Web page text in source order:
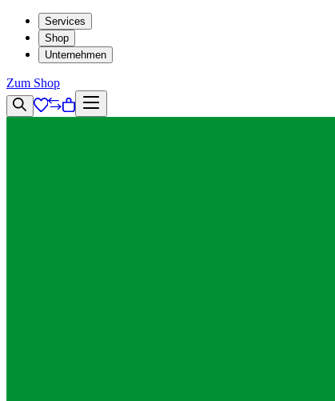
Services
Shop
Unternehmen
Zum Shop